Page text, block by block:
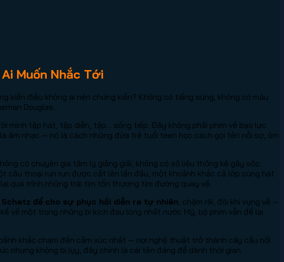
Muốn Nhắc Tới
kiến điều không ai nên chứng kiến? Không có tiếng súng, không có máu
Douglas.
mình tập hát, tập diễn, tập… sống tiếp. Đây không phải phim về bạo lực
âm nhạc — nó là cách những đứa trẻ tuổi teen học cách gọi tên nỗi sợ, ôm
có chuyên gia tâm lý giảng giải, không có số liệu thống kê gây sốc.
câu thoại run run được cất lên lần đầu, một khoảnh khắc cả lớp cùng hát
quá trình những trái tim tổn thương tìm đường quay về.
Schatz để cho sự phục hồi diễn ra tự nhiên , chậm rãi, đôi khi vụng về —
về một trong những bi kịch đau lòng nhất nước Mỹ, bộ phim vẫn để lại
khắc chạm đến cảm xúc nhất — nơi nghệ thuật trở thành cây cầu nối
nhưng không bi lụy, đây chính là cái tên đáng để dành thời gian.